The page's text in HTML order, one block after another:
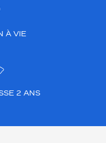
À VIE
2 ANS